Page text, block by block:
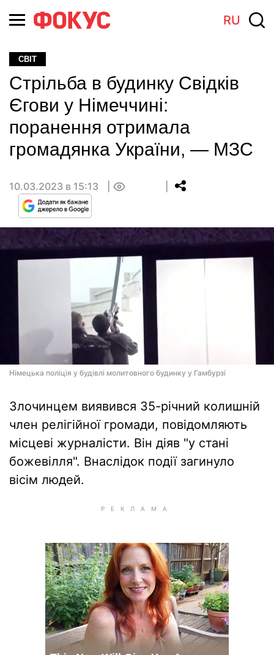
RU
СВІТ
Стрільба в будинку Свідків
Єгови у Німеччині:
поранення отримала
громадянка України, — МЗС
10.03.2023 в 15:13
Німецька поліція у будівлі молитовного будинку у Гамбурзі
Злочинцем виявився 35-річний колишній
член релігійної громади, повідомляють
місцеві журналісти. Він діяв "у стані
божевілля". Внаслідок події загинуло
вісім людей.